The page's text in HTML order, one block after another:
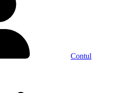
Contul